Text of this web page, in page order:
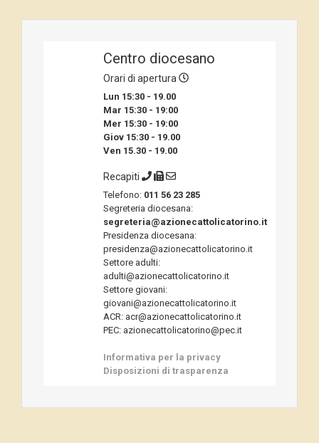
Centro diocesano
Orari di apertura
Lun 15:30 - 19.00
Mar 15:30 - 19:00
Mer 15:30 - 19:00
Giov 15:30 - 19.00
Ven 15.30 - 19.00
Recapiti
Telefono: 011 56 23 285
Segreteria diocesana:
segreteria@azionecattolicatorino.it
Presidenza diocesana:
presidenza@azionecattolicatorino.it
Settore adulti:
adulti@azionecattolicatorino.it
Settore giovani:
giovani@azionecattolicatorino.it
ACR: acr@azionecattolicatorino.it
PEC: azionecattolicatorino@pec.it
Informativa per la privacy
Disposizioni di trasparenza